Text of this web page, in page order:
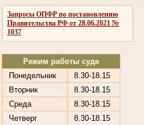
Запросы ОПФР по постановлению
Правительства РФ от 28.06.2021 №
1037
Режим работы суда
Понедельник
8.30-18.15
Вторник
8.30-18.15
Среда
8.30-18.15
Четверг
8.30-18.15